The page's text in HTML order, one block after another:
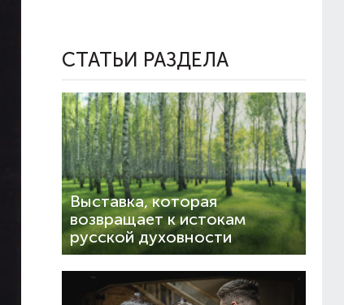
СТАТЬИ РАЗДЕЛА
Выставка, которая
возвращает к истокам
русской духовности